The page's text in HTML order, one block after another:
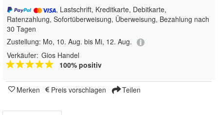
, Lastschrift, Kreditkarte, Debitkarte,
Ratenzahlung, Sofortüberweisung, Überweisung, Bezahlung nach
30 Tagen
Zustellung: Mo, 10. Aug. bis Mi, 12. Aug.
Verkäufer: Gios Handel
100% positiv
Merken Preis vorschlagen Teilen